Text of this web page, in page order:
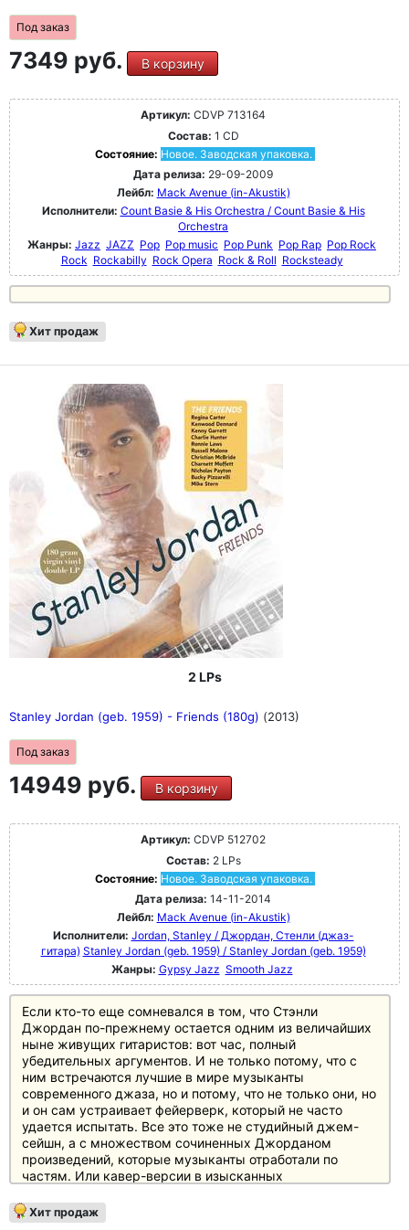
Под заказ
7349 руб. В корзину
Артикул: CDVP 713164
Состав: 1 CD
Состояние: Новое. Заводская упаковка.
Дата релиза: 29-09-2009
Лейбл: Mack Avenue (in-Akustik)
Исполнители: Count Basie & His Orchestra / Count Basie & His
Orchestra
Жанры: Jazz JAZZ Pop Pop music Pop Punk Pop Rap Pop Rock
Rock Rockabilly Rock Opera Rock & Roll Rocksteady
Хит продаж
2 LPs
Stanley Jordan (geb. 1959) - Friends (180g) (2013)
Под заказ
14949 руб. В корзину
Артикул: CDVP 512702
Состав: 2 LPs
Состояние: Новое. Заводская упаковка.
Дата релиза: 14-11-2014
Лейбл: Mack Avenue (in-Akustik)
Исполнители: Jordan, Stanley / Джордан, Стенли (джаз-
гитара) Stanley Jordan (geb. 1959) / Stanley Jordan (geb. 1959)
Жанры: Gypsy Jazz Smooth Jazz
Если кто-то еще сомневался в том, что Стэнли
Джордан по-прежнему остается одним из величайших
ныне живущих гитаристов: вот час, полный
убедительных аргументов. И не только потому, что с
ним встречаются лучшие в мире музыканты
современного джаза, но и потому, что не только они, но
и он сам устраивает фейерверк, который не часто
удается испытать. Все это тоже не студийный джем-
сейшн, а с множеством сочиненных Джорданом
произведений, которые музыканты отработали по
частям. Или кавер-версии в изысканных
струнах, встреча разных стилистов (Пиццарелли!
Стерн! Хантер!). Праздник (и не только) для гитарных
Хит продаж